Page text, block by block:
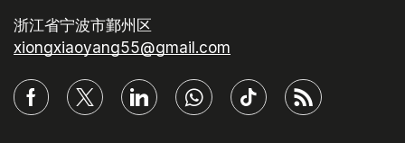
浙江省宁波市鄞州区
xiongxiaoyang55@gmail.com